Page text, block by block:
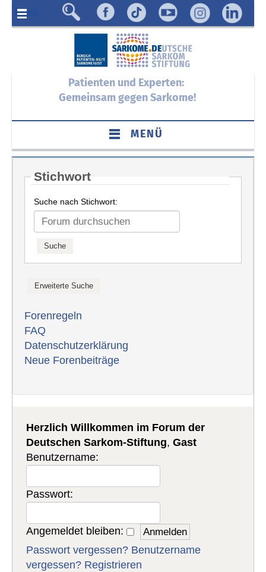
Menü
Patienten und Experten:
Gemeinsam gegen Sarkome!
MENÜ
Stichwort
Suche nach Stichwort:
Forenregeln
FAQ
Datenschutzerklärung
Neue Forenbeiträge
Herzlich Willkommen im Forum der
Deutschen Sarkom-Stiftung,Gast
Benutzername:
Passwort:
Angemeldet bleiben:
Passwort vergessen? Benutzername
vergessen? Registrieren